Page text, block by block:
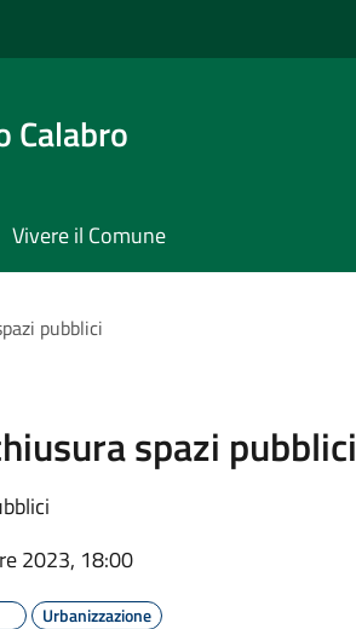
Calabro
Vivere il Comune
pubblici
spazi pubblici
2023, 18:00
Urbanizzazione